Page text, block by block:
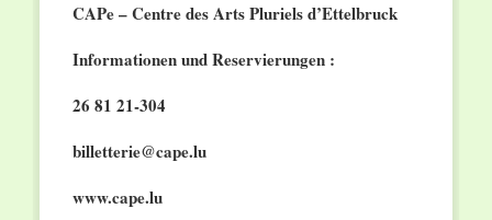
CAPe – Centre des Arts Pluriels d’Ettelbruck
Informationen und Reservierungen :
26 81 21-304
billetterie@cape.lu
www.cape.lu